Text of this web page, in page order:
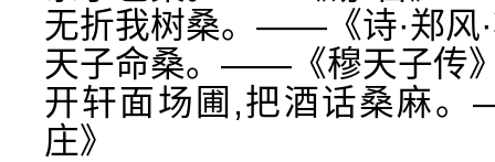
无折我树桑。——《诗·郑风
天子命桑。——《穆天子传
开轩面场圃,把酒话桑麻
庄》